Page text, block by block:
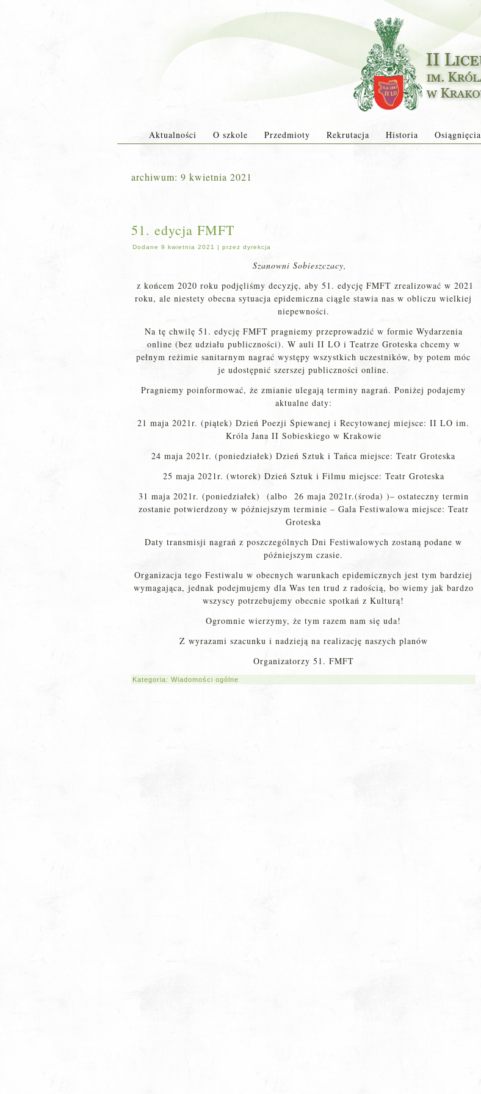
Aktualności O szkole Przedmioty Rekrutacja Historia Osiągnięcia
archiwum: 9 kwietnia 2021
51. edycja FMFT
Dodane 9 kwietnia 2021 | przez dyrekcja
Szanowni Sobieszczacy,
z końcem 2020 roku podjęliśmy decyzję, aby 51. edycję FMFT zrealizować w 2021
roku, ale niestety obecna sytuacja epidemiczna ciągle stawia nas w obliczu wielkiej
niepewności.
Na tę chwilę 51. edycję FMFT pragniemy przeprowadzić w formie Wydarzenia
online (bez udziału publiczności). W auli II LO i Teatrze Groteska chcemy w
pełnym reżimie sanitarnym nagrać występy wszystkich uczestników, by potem móc
je udostępnić szerszej publiczności online.
Pragniemy poinformować, że zmianie ulegają terminy nagrań. Poniżej podajemy
aktualne daty:
21 maja 2021r. (piątek) Dzień Poezji Śpiewanej i Recytowanej miejsce: II LO im.
Króla Jana II Sobieskiego w Krakowie
24 maja 2021r. (poniedziałek) Dzień Sztuk i Tańca miejsce: Teatr Groteska
25 maja 2021r. (wtorek) Dzień Sztuk i Filmu miejsce: Teatr Groteska
31 maja 2021r. (poniedziałek) (albo 26 maja 2021r.(środa) )– ostateczny termin
zostanie potwierdzony w późniejszym terminie – Gala Festiwalowa miejsce: Teatr
Groteska
Daty transmisji nagrań z poszczególnych Dni Festiwalowych zostaną podane w
późniejszym czasie.
Organizacja tego Festiwalu w obecnych warunkach epidemicznych jest tym bardziej
wymagająca, jednak podejmujemy dla Was ten trud z radością, bo wiemy jak bardzo
wszyscy potrzebujemy obecnie spotkań z Kulturą!
Ogromnie wierzymy, że tym razem nam się uda!
Z wyrazami szacunku i nadzieją na realizację naszych planów
Organizatorzy 51. FMFT
Kategoria: Wiadomości ogólne